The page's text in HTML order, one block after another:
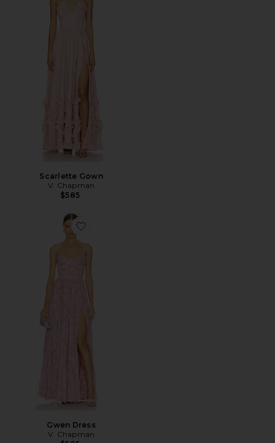
Scarlette Gown
V. Chapman
$585
Favorite Gwen Dress
Gwen Dress
V. Chapman